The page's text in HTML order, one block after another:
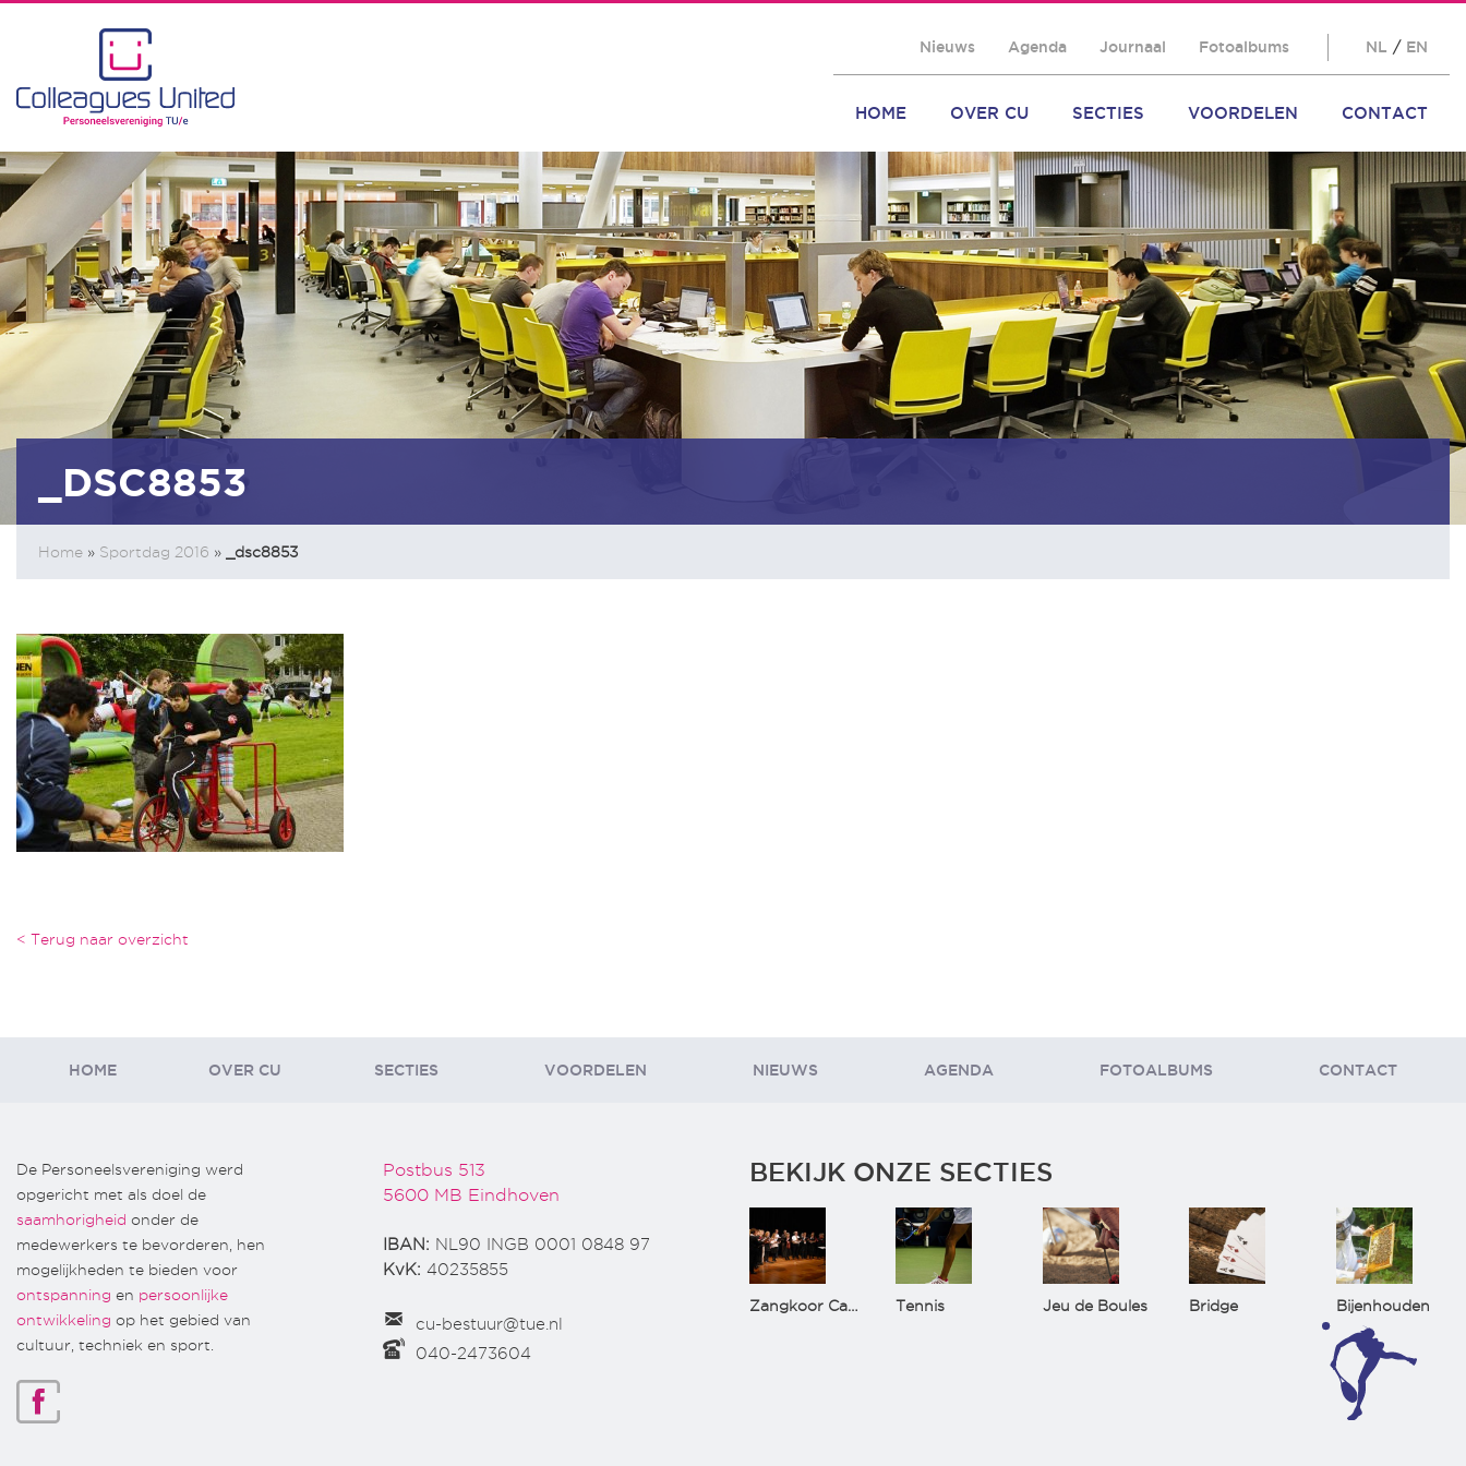
Nieuws Agenda Journaal Fotoalbums NL / EN
HOME OVER CU SECTIES VOORDELEN CONTACT
_DSC8853
Home » Sportdag 2016 » _dsc8853
< Terug naar overzicht
HOME OVER CU SECTIES VOORDELEN NIEUWS AGENDA FOTOALBUMS CONTACT
De Personeelsvereniging werd
opgericht met als doel de
saamhorigheid onder de
medewerkers te bevorderen, hen
mogelijkheden te bieden voor
ontspanning en persoonlijke
ontwikkeling op het gebied van
cultuur, techniek en sport.
Postbus 513
5600 MB Eindhoven
IBAN: NL90 INGB 0001 0848 97
KvK: 40235855
cu-bestuur@tue.nl
040-2473604
BEKIJK ONZE SECTIES
Zangkoor CantaTu Tennis Jeu de Boules Bridge Bijenhouden